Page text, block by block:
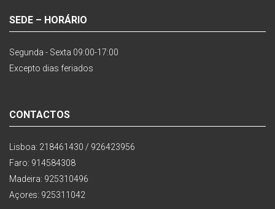
SEDE – HORÁRIO
Segunda - Sexta 09:00-17:00
Excepto dias feriados
CONTACTOS
Lisboa: 218461430 / 926423956
Faro: 914584308
Madeira: 925310496
Açores: 925311042